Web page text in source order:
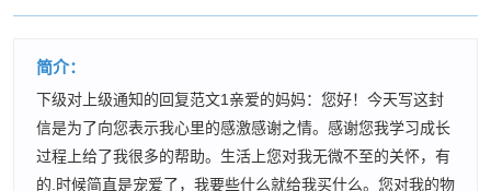
简介：
下级对上级通知的回复范文1亲爱的妈妈：您好！今天写这封
信是为了向您表示我心里的感激感谢之情。感谢您我学习成长
过程上给了我很多的帮助。生活上您对我无微不至的关怀，有
的.时候简直是宠爱了，我要些什么就给我买什么。您对我的物